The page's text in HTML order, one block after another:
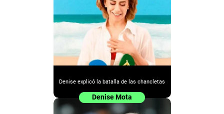
Denise explicó la batalla de las chancletas
Denise Mota